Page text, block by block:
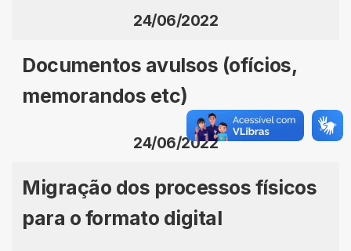
24/06/2022
Documentos avulsos (ofícios,
memorandos etc)
24/06/2022
Migração dos processos físicos
para o formato digital